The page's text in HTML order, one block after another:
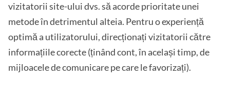
vizitatorii site-ului dvs. să acorde prioritate unei
metode în detrimentul alteia. Pentru o experiență
optimă a utilizatorului, direcționați vizitatorii către
informațiile corecte (ținând cont, în același timp, de
mijloacele de comunicare pe care le favorizați).